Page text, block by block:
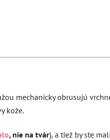
mechanicky obrusujú
kože.
, nie na tvár), a tiež by ste